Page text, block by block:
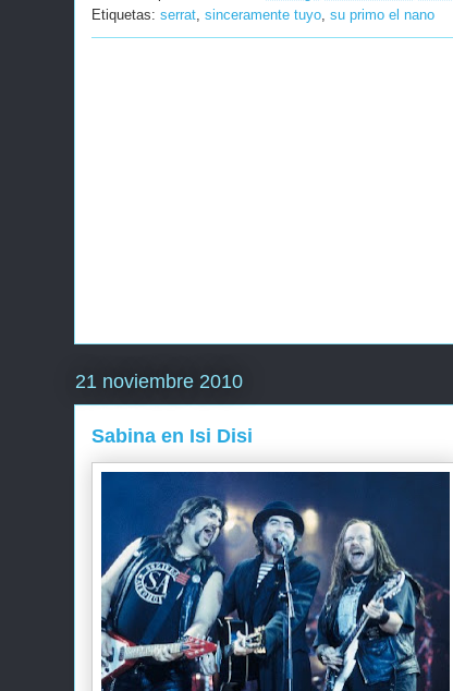
Etiquetas: serrat sinceramente tuyo su primo el nano
21 noviembre 2010
Sabina en Isi Disi